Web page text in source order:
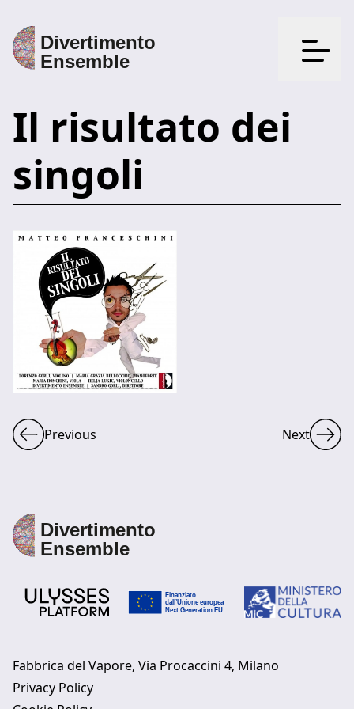
Apri il
Il risultato dei
singoli
Previous Next
Fabbrica del Vapore, Via Procaccini 4, Milano
Privacy Policy